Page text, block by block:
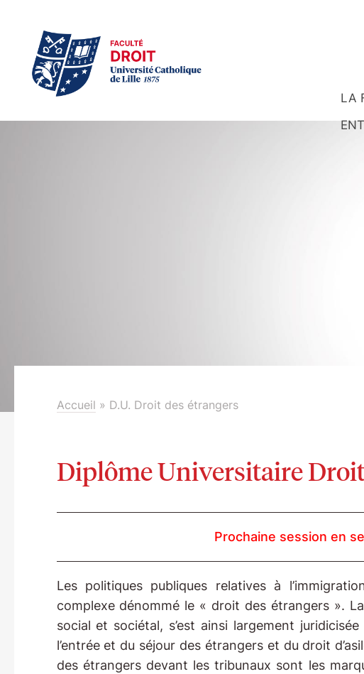
LA
Accueil » D.U. Droit des étrangers
Diplôme Universitaire
Prochaine session en
Les politiques publiques relatives à
complexe dénommé le « droit des étrangers ».
social et sociétal, s’est ainsi largement
l’entrée et du séjour des étrangers et du droit
des étrangers devant les tribunaux sont les